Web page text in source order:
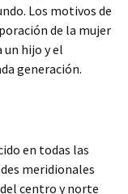
Los motivos de
de la mujer
hijo y el
generación.
en todas las
meridionales
centro y norte